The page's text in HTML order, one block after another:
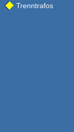
Trenntrafos